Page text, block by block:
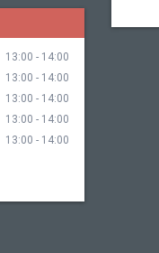
13:00
14:00
13:00
14:00
13:00
14:00
13:00
14:00
13:00
14:00